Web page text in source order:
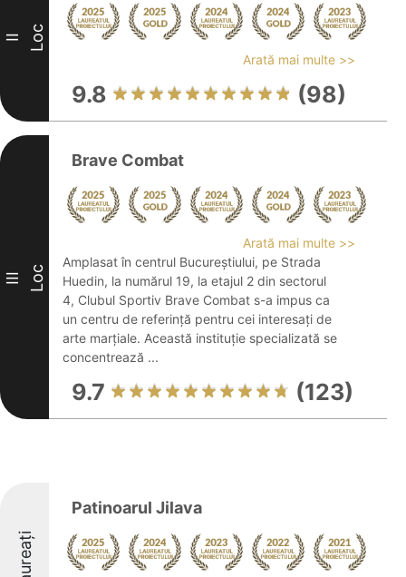
II Loc
Arată mai multe >>
9.8 (98)
III Loc
Brave Combat
Arată mai multe >>
Amplasat în centrul Bucureștiului, pe Strada
Huedin, la numărul 19, la etajul 2 din sectorul
4, Clubul Sportiv Brave Combat s-a impus ca
un centru de referință pentru cei interesați de
arte marțiale. Această instituție specializată se
concentrează ...
9.7 (123)
Laureați
Patinoarul Jilava